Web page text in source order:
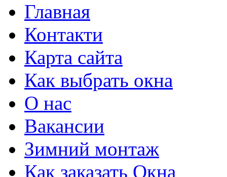
Главная
Контакти
Карта сайта
Как выбрать окна
О нас
Вакансии
Зимний монтаж
Как заказать Окна